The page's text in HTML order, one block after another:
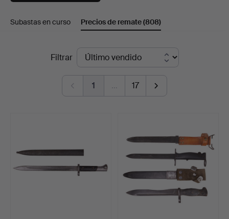
lotes
de
Kurage
Subastas en curso Precios de remate(808)
Filtrar
1 … 17